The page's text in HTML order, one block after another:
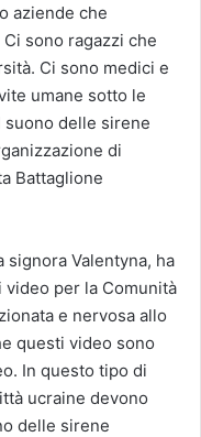
aziende che
sono ragazzi che
Ci sono medici e
umane sotto le
suono delle sirene
di
Battaglione
signora Valentyna, ha
per la Comunità
e nervosa allo
questi video sono
In questo tipo di
ucraine devono
delle sirene